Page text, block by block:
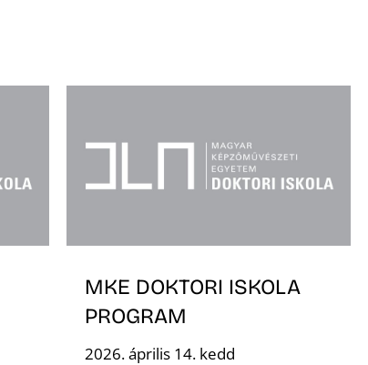
MKE DOKTORI ISKOLA
PROGRAM
2026. április 14. kedd